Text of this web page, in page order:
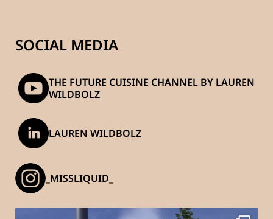
SOCIAL MEDIA
THE FUTURE CUISINE CHANNEL BY LAUREN
WILDBOLZ
LAUREN WILDBOLZ
_MISSLIQUID_